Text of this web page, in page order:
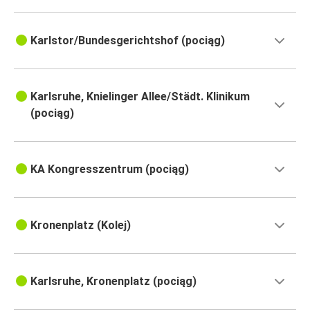
Karlstor/Bundesgerichtshof (pociąg)
Karlsruhe, Knielinger Allee/Städt. Klinikum
(pociąg)
KA Kongresszentrum (pociąg)
Kronenplatz (Kolej)
Karlsruhe, Kronenplatz (pociąg)